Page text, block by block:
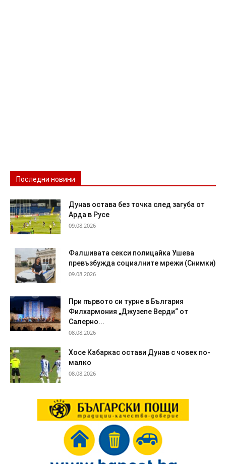
Последни новини
Дунав остава без точка след загуба от
Арда в Русе
09.08.2026
Фалшивата секси полицайка Ушева
превъзбужда социалните мрежи (Снимки)
09.08.2026
При първото си турне в България
Филхармония „Джузепе Верди“ от
Салерно...
08.08.2026
Хосе Кабаркас остави Дунав с човек по-
малко
08.08.2026